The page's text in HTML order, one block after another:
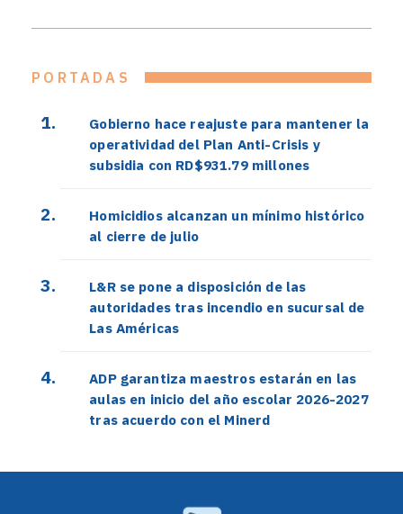
PORTADAS
Gobierno hace reajuste para mantener la
operatividad del Plan Anti-Crisis y
subsidia con RD$931.79 millones
Homicidios alcanzan un mínimo histórico
al cierre de julio
L&R se pone a disposición de las
autoridades tras incendio en sucursal de
Las Américas
ADP garantiza maestros estarán en las
aulas en inicio del año escolar 2026-2027
tras acuerdo con el Minerd